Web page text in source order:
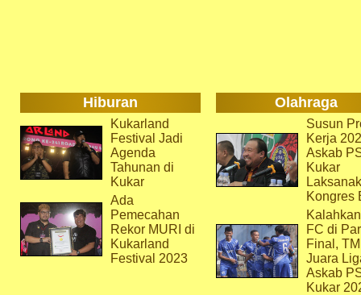
Hiburan Olahraga
Kukarland
Festival Jadi
Agenda
Tahunan di
Kukar
Ada
Pemecahan
Rekor MURI di
Kukarland
Festival 2023
Susun
Kerja
Askab
Kukar
Kongres
FC di
Final,
Juara
Askab
Kukar